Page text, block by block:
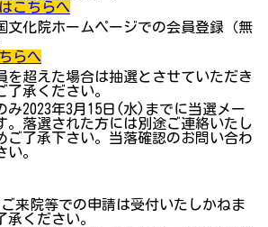
こちらへ
文化院ホームページでの会員登録（無
らへ
を超えた場合は抽選とさせていただき
了承ください。
み2023年3月15日(水)までに当選メー
。落選された方には別途ご連絡いたし
ご了承下さい。当落確認のお問い合わ
。
ご来院等での申請は受付いたしかねま
承ください。